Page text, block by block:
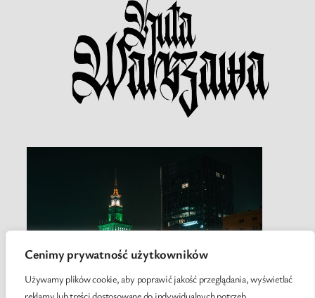
Cenimy prywatność użytkowników
Używamy plików cookie, aby poprawić jakość przeglądania, wyświetlać